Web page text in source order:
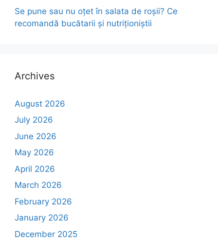
Se pune sau nu oțet în salata de roșii? Ce
recomandă bucătarii și nutriționiștii
Archives
August 2026
July 2026
June 2026
May 2026
April 2026
March 2026
February 2026
January 2026
December 2025